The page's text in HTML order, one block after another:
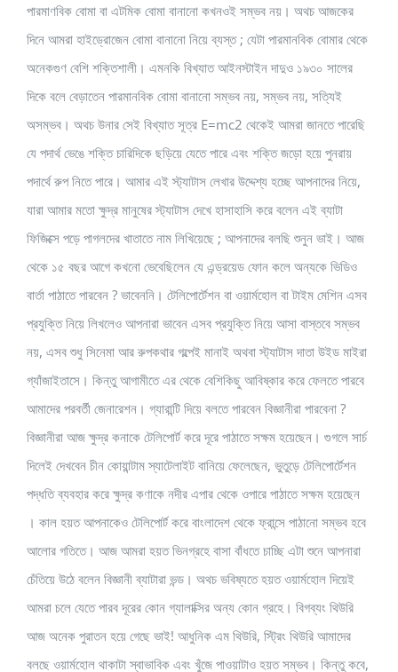
পারমাণবিক বোমা বা এটমিক বোমা বানানো কখনওই সম্ভব নয়। অথচ আজকের
দিনে আমরা হাইড্রোজেন বোমা বানানো নিয়ে ব্যস্ত ; যেটা পারমানবিক বোমার থেকে
অনেকগুণ বেশি শক্তিশালী। এমনকি বিখ্যাত আইনস্টাইন দাদুও ১৯৩০ সালের
দিকে বলে বেড়াতেন পারমানবিক বোমা বানানো সম্ভব নয়, সম্ভব নয়, সত্যিই
অসম্ভব। অথচ উনার সেই বিখ্যাত সূত্র E=mc2 থেকেই আমরা জানতে পারেছি
যে পদার্থ ভেঙে শক্তি চারিদিকে ছড়িয়ে যেতে পারে এবং শক্তি জড়ো হয়ে পুনরায়
পদার্থে রুপ নিতে পারে। আমার এই স্ট্যাটাস লেখার উদ্দেশ্য হচ্ছে আপনাদের নিয়ে,
যারা আমার মতো ক্ষুদ্র মানুষের স্ট্যাটাস দেখে হাসাহাসি করে বলেন এই ব্যাটা
ফিজিক্সে পড়ে পাগলদের খাতাতে নাম লিখিয়েছে ; আপনাদের বলছি শুনুন ভাই। আজ
থেকে ১৫ বছর আগে কখনো ভেবেছিলেন যে এন্ড্রয়েড ফোন কলে অন্যকে ভিডিও
বার্তা পাঠাতে পারবেন ? ভাবেননি। টেলিপোর্টেশন বা ওয়ার্মহোল বা টাইম মেশিন এসব
প্রযুক্তি নিয়ে লিখলেও আপনারা ভাবেন এসব প্রযুক্তি নিয়ে আসা বাস্তবে সম্ভব
নয়, এসব শুধু সিনেমা আর রুপকথার গল্পেই মানাই অথবা স্ট্যাটাস দাতা উইড মাইরা
গ্যাঁজাইতাসে। কিন্তু আগামীতে এর থেকে বেশিকিছু আবিষ্কার করে ফেলতে পারবে
আমাদের পরবর্তী জেনারেশন। গ্যারান্টি দিয়ে বলতে পারবেন বিজ্ঞানীরা পারবেনা ?
বিজ্ঞানীরা আজ ক্ষুদ্র কনাকে টেলিপোর্ট করে দূরে পাঠাতে সক্ষম হয়েছেন। গুগলে সার্চ
দিলেই দেখবেন চীন কোয়ান্টাম স্যাটেলাইট বানিয়ে ফেলেছেন, ভুতুড়ে টেলিপোর্টেশন
পদ্ধতি ব্যবহার করে ক্ষুদ্র কণাকে নদীর এপার থেকে ওপারে পাঠাতে সক্ষম হয়েছেন
। কাল হয়ত আপনাকেও টেলিপোর্ট করে বাংলাদেশ থেকে ফ্রান্সে পাঠানো সম্ভব হবে
আলোর গতিতে। আজ আমরা হয়ত ভিনগ্রহে বাসা বাঁধতে চাচ্ছি এটা শুনে আপনারা
চেঁতিয়ে উঠে বলেন বিজ্ঞানী ব্যাটারা ভন্ড। অথচ ভবিষ্যতে হয়ত ওয়ার্মহোল দিয়েই
আমরা চলে যেতে পারব দূরের কোন গ্যালাক্সির অন্য কোন গ্রহে। বিগব্যং থিউরি
আজ অনেক পুরাতন হয়ে গেছে ভাই! আধুনিক এম থিউরি, স্ট্রিং থিউরি আমাদের
বলছে ওয়ার্মহোল থাকাটা স্বাভাবিক এবং খুঁজে পাওয়াটাও হয়ত সম্ভব। কিন্তু কবে,